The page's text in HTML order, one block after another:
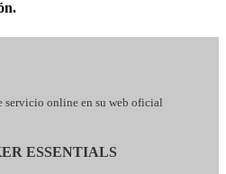
servicio online en su web oficial
ESSENTIALS